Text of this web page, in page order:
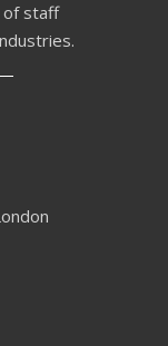
of staff